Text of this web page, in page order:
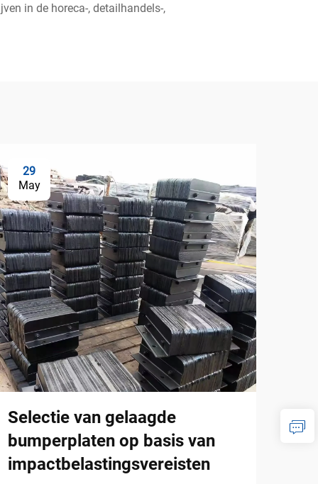
in de horeca-, detailhandels-,
29
May
Selectie van gelaagde
bumperplaten op basis van
impactbelastingsvereisten